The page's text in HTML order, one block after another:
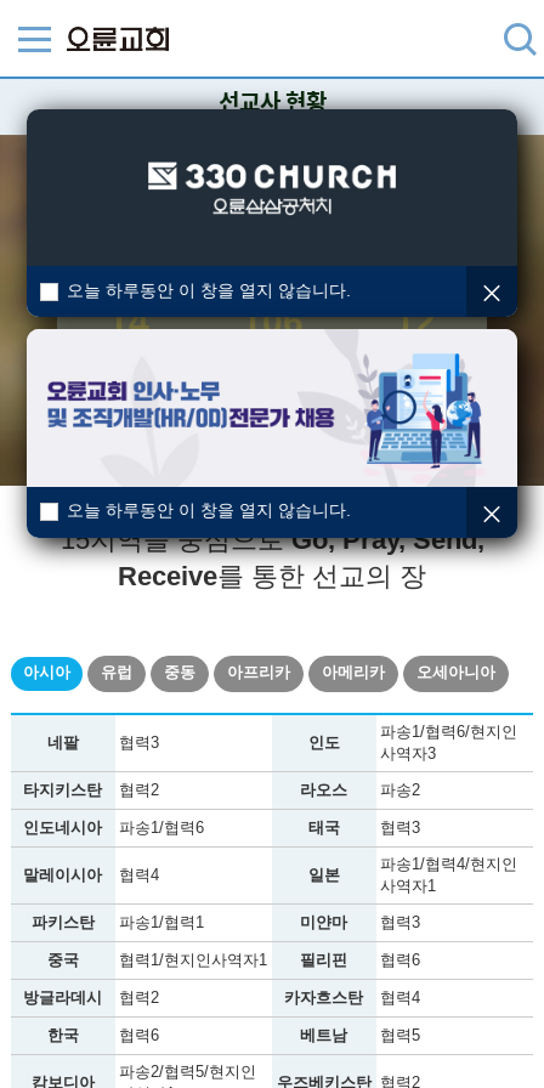
선교사 현황
파송선교사
14
12개국
협력선교사
106
현지인사역자
12
unit
7개국
15지역을 중심으로Go, Pray, Send,
Receive를 통한 선교의 장
아시아 유럽 중동 아프리카 아메리카 오세아니아
네팔 협력3 인도
파송1/협력6/현지인
사역자3
타지키스탄
협력2 라오스 파송2
인도네시아 파송1/협력6 태국 협력3
말레이시아 협력4 일본
파송1/협력4/현지인
사역자1
파키스탄
파송1/협력1 미얀마 협력3
중국 협력1/현지인사역자1 필리핀 협력6
방글라데시 협력2 카자흐스탄 협력4
한국 협력6 베트남 협력5
캄보디아
파송2/협력5/현지인
우즈베키스탄 협력2
오늘 하루동안 이 창을 열지 않습니다.
오늘 하루동안 이 창을 열지 않습니다.